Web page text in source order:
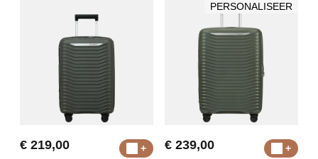
€ 219,00
PERSONALISEER
€ 239,00